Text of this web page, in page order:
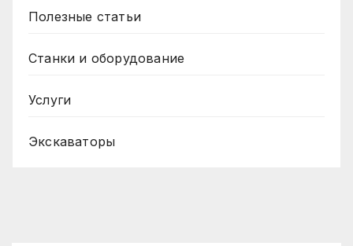
Полезные статьи
Станки и оборудование
Услуги
Экскаваторы